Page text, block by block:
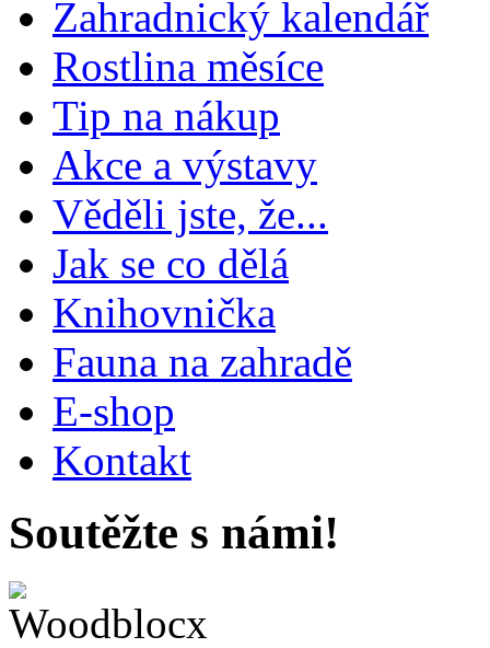
Zahradnický kalendář
Rostlina měsíce
Tip na nákup
Akce a výstavy
Věděli jste, že...
Jak se co dělá
Knihovnička
Fauna na zahradě
E-shop
Kontakt
Soutěžte s námi!